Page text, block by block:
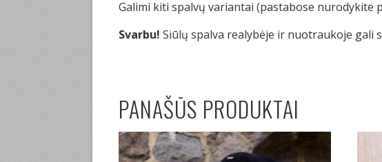
Galimi kiti spalvų variantai (pastabose nurodykite
Svarbu! Siūlų spalva realybėje ir nuotraukoje
PANAŠŪS PRODUKTAI